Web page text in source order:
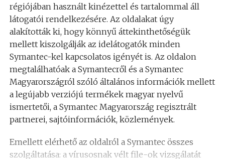
régiójában használt kinézettel és tartalommal áll
látogatói rendelkezésére. Az oldalakat úgy
alakították ki, hogy könnyű áttekinthetőségük
mellett kiszolgálják az idelátogatók minden
Symantec-kel kapcsolatos igényét is. Az oldalon
megtalálhatóak a Symantecről és a Symantec
Magyarországról szóló általános információk mellett
a legújabb verziójú termékek magyar nyelvű
ismertetői, a Symantec Magyarország regisztrált
partnerei, sajtóinformációk, közlemények.
Emellett elérhető az oldalról a Symantec összes
szolgáltatása: a vírusosnak vélt file-ok vizsgálatát